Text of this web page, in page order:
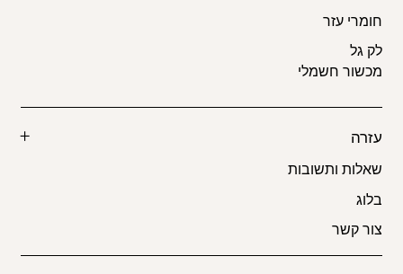
חומרי עזר
לק גל
מכשור חשמלי
עזרה
שאלות ותשובות
בלוג
צור קשר